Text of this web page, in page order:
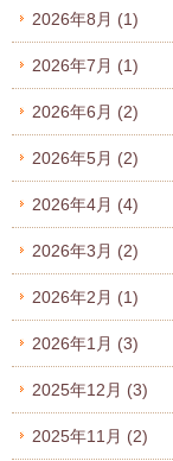
2026年8月 (1)
2026年7月 (1)
2026年6月 (2)
2026年5月 (2)
2026年4月 (4)
2026年3月 (2)
2026年2月 (1)
2026年1月 (3)
2025年12月 (3)
2025年11月 (2)